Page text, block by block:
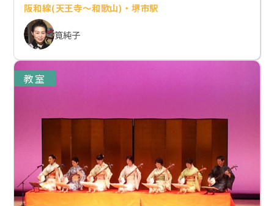
阪和線(天王寺～和歌山)・堺市駅
筧純子
教室